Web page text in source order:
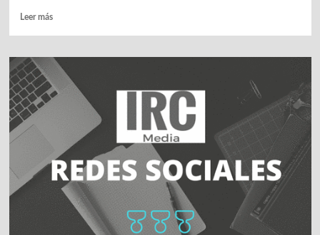
Leer másLeer
Sqrups!
aterriza
en
Seseña,
primera
tienda
franquiciada